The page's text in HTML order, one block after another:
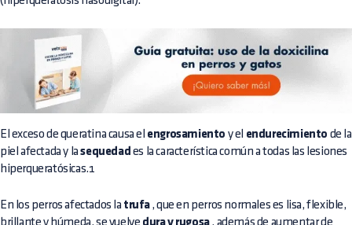
El exceso de queratina causa el engrosamiento y el endurecimiento de la
piel afectada y lasequedad es la característica común a todas las lesiones
hiperqueratósicas.1
En los perros afectados la trufa, que en perros normales es lisa, flexible,
brillante y húmeda, se vuelve dura y rugosa, además de aumentar de